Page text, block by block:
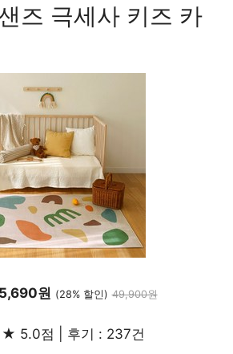
즈 극세사 키즈 카
원 (28% 할인) 49,900원
★ 5.0점 | 후기 : 237건